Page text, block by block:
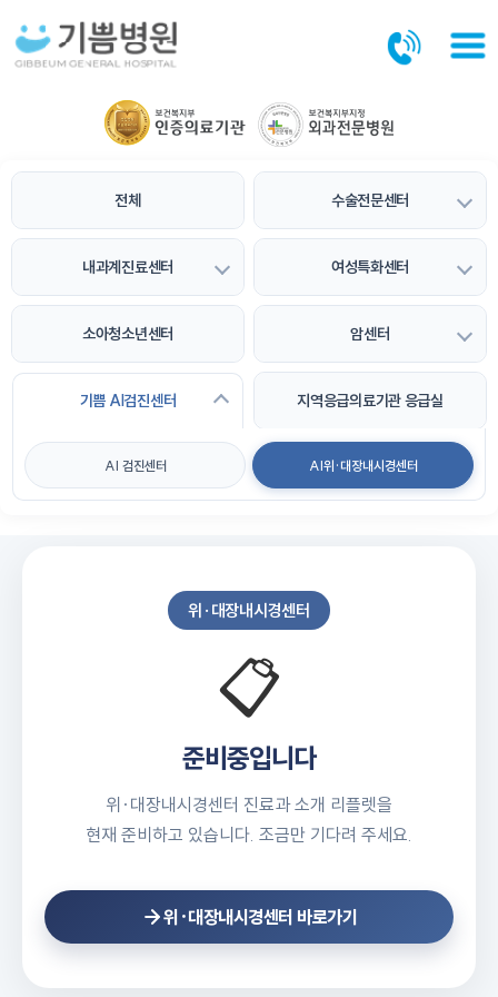
전체 수술전문센터
내과계진료센터 여성특화센터
소아청소년센터 암센터
기쁨 AI검진센터
AI 검진센터 AI위·대장내시경센터
지역응급의료기관 응급실
위·대장내시경센터
📋
준비중입니다
위·대장내시경센터 진료과 소개 리플렛을
현재 준비하고 있습니다. 조금만 기다려 주세요.
위·대장내시경센터 바로가기